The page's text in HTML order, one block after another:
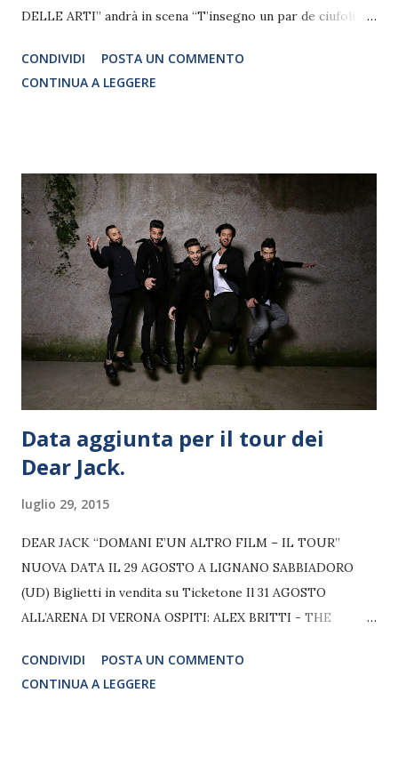
DELLE ARTI” andrà in scena “T’insegno un par de ciufoli” ,
Pino Insegno e Roberto Ciufoli, coppia di una coppia di
coppie dello spettacolo che ha imperversato sui
irresistibile di gag, monologhi, sketch, in un fuoco di fila di
personaggi e risate, con la preziosa partecipazione di
Federico Perrotta, Vito Ubaldini Veronica Pinelli e la Red's
Band Questa è una replica straordinaria dello spettacolo
dei record, (lo spettacolo che è stato visto da 14.000
spettatori in soli 5 giorni di rappresentazioni al Teatro
Brancaccio di Roma). Lo spettacolo ha anche finalità
benefica a favore dell...
CONDIVIDI
POSTA UN COMMENTO
CONTINUA A LEGGERE
Data aggiunta per il tour dei
Dear Jack.
luglio 29, 2015
DEAR JACK “DOMANI E’UN ALTRO FILM – IL TOUR”
NUOVA DATA IL 29 AGOSTO A LIGNANO SABBIADORO
(UD) Biglietti in vendita su Ticketone Il 31 AGOSTO
ALL’ARENA DI VERONA OSPITI: ALEX BRITTI - THE
KEKKO SILVESTRE Si aggiunge una nuova data al “Domani
è un altro film (seconda parte) – il tour” dei Dear Jack,
CONDIVIDI
POSTA UN COMMENTO
CONTINUA A LEGGERE